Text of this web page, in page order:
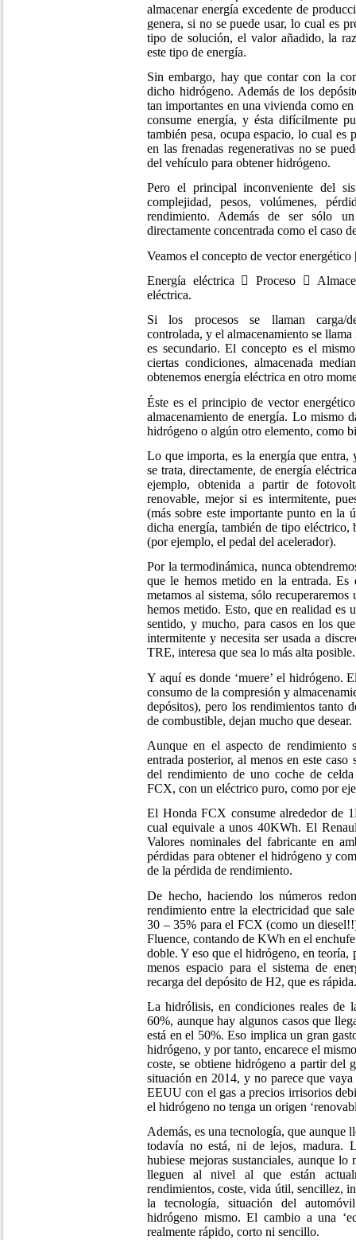
almacenar energía excedente de
genera, si no se puede usar, lo cual es
tipo de solución, el valor añadido, la
este tipo de energía.
Sin embargo, hay que contar con la
dicho hidrógeno. Además de los
tan importantes en una vivienda como
consume energía, y ésta difícilmente
también pesa, ocupa espacio, lo cual es
en las frenadas regenerativas no se
del vehículo para obtener hidrógeno.
Pero el principal inconveniente del
complejidad, pesos, volúmenes,
rendimiento. Además de ser sólo
directamente concentrada como el caso
Veamos el concepto de vector energético
Energía eléctrica  Proceso 
eléctrica.
Si los procesos se llaman carga/
controlada, y el almacenamiento se
es secundario. El concepto es el
ciertas condiciones, almacenada
obtenemos energía eléctrica en otro
Éste es el principio de vector
almacenamiento de energía. Lo mismo
hidrógeno o algún otro elemento, como
Lo que importa, es la energía que entra,
se trata, directamente, de energía
ejemplo, obtenida a partir de
renovable, mejor si es intermitente,
(más sobre este importante punto en la
dicha energía, también de tipo eléctrico,
(por ejemplo, el pedal del acelerador).
Por la termodinámica, nunca
que le hemos metido en la entrada.
metamos al sistema, sólo
hemos metido. Esto, que en realidad
sentido, y mucho, para casos en los
intermitente y necesita ser usada a
TRE, interesa que sea lo más alta posible.
Y aquí es donde ‘muere’ el hidrógeno.
consumo de la compresión y
depósitos), pero los rendimientos tanto
de combustible, dejan mucho que desear.
Aunque en el aspecto de rendimiento
entrada posterior, al menos en este caso
del rendimiento de uno coche de
FCX, con un eléctrico puro, como por
El Honda FCX consume alrededor de
cual equivale a unos 40KWh. El
Valores nominales del fabricante en
pérdidas para obtener el hidrógeno y
de la pérdida de rendimiento.
De hecho, haciendo los números
rendimiento entre la electricidad que
30 – 35% para el FCX (como un
Fluence, contando de KWh en el
doble. Y eso que el hidrógeno, en
menos espacio para el sistema de
recarga del depósito de H2, que es rápida.
La hidrólisis, en condiciones reales de
60%, aunque hay algunos casos que
está en el 50%. Eso implica un gran
hidrógeno, y por tanto, encarece el
coste, se obtiene hidrógeno a partir del
situación en 2014, y no parece que
EEUU con el gas a precios irrisorios
el hidrógeno no tenga un origen
Además, es una tecnología, que aunque
todavía no está, ni de lejos, madura.
hubiese mejoras sustanciales, aunque lo
lleguen al nivel al que están
rendimientos, coste, vida útil, sencillez,
la tecnología, situación del
hidrógeno mismo. El cambio a una
realmente rápido, corto ni sencillo.